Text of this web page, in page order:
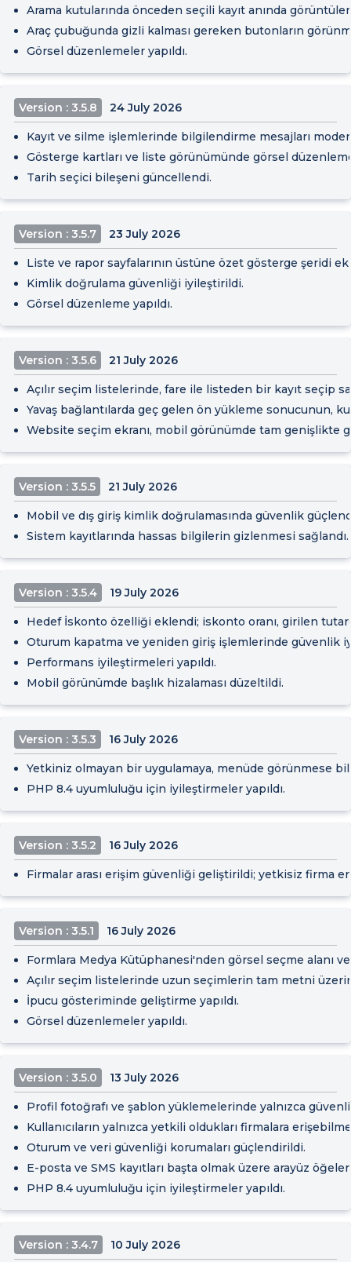
Arama kutularında önceden seçili kayıt anında
Araç çubuğunda gizli kalması gereken butonların
Görsel düzenlemeler yapıldı.
Version : 3.5.8 24 July 2026
Kayıt ve silme işlemlerinde bilgilendirme mesajları
Gösterge kartları ve liste görünümünde görsel
Tarih seçici bileşeni güncellendi.
Version : 3.5.7 23 July 2026
Liste ve rapor sayfalarının üstüne özet gösterge şeridi
Kimlik doğrulama güvenliği iyileştirildi.
Görsel düzenleme yapıldı.
Version : 3.5.6 21 July 2026
Açılır seçim listelerinde, fare ile listeden bir kayıt seçip
Yavaş bağlantılarda geç gelen ön yükleme sonucunun,
Website seçim ekranı, mobil görünümde tam genişlikte
Version : 3.5.5 21 July 2026
Mobil ve dış giriş kimlik doğrulamasında güvenlik
Sistem kayıtlarında hassas bilgilerin gizlenmesi sağlandı.
Version : 3.5.4 19 July 2026
Hedef İskonto özelliği eklendi; iskonto oranı, girilen
Oturum kapatma ve yeniden giriş işlemlerinde güvenlik
Performans iyileştirmeleri yapıldı.
Mobil görünümde başlık hizalaması düzeltildi.
Version : 3.5.3 16 July 2026
Yetkiniz olmayan bir uygulamaya, menüde görünmese
PHP 8.4 uyumluluğu için iyileştirmeler yapıldı.
Version : 3.5.2 16 July 2026
Firmalar arası erişim güvenliği geliştirildi; yetkisiz firma
Version : 3.5.1 16 July 2026
Formlara Medya Kütüphanesi'nden görsel seçme alanı
Açılır seçim listelerinde uzun seçimlerin tam metni
İpucu gösteriminde geliştirme yapıldı.
Görsel düzenlemeler yapıldı.
Version : 3.5.0 13 July 2026
Profil fotoğrafı ve şablon yüklemelerinde yalnızca
Kullanıcıların yalnızca yetkili oldukları firmalara
Oturum ve veri güvenliği korumaları güçlendirildi.
E-posta ve SMS kayıtları başta olmak üzere arayüz
PHP 8.4 uyumluluğu için iyileştirmeler yapıldı.
Version : 3.4.7 10 July 2026